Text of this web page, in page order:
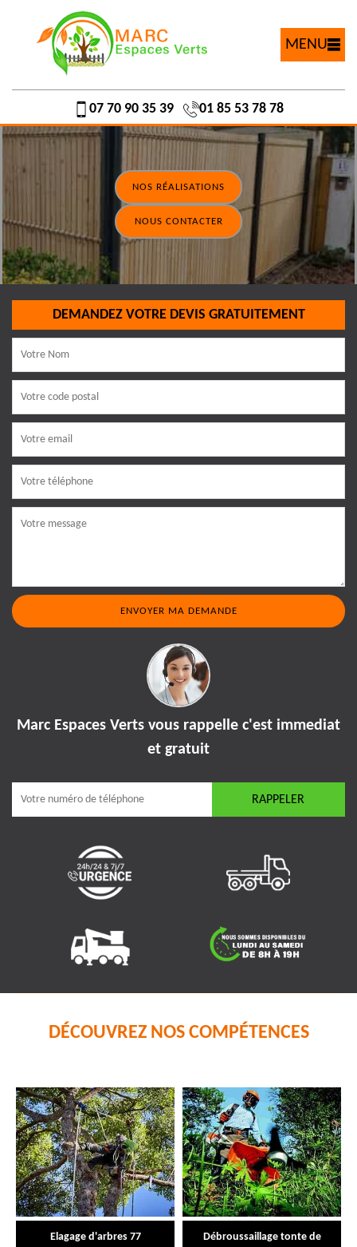
MENU
07 70 90 35 39 01 85 53 78 78
NOS RÉALISATIONS
NOUS CONTACTER
DEMANDEZ VOTRE DEVIS GRATUITEMENT
Marc Espaces Verts vous rappelle c'est immediat
et gratuit
DÉCOUVREZ NOS COMPÉTENCES
Elagage d'arbres 77
Débroussaillage tonte de